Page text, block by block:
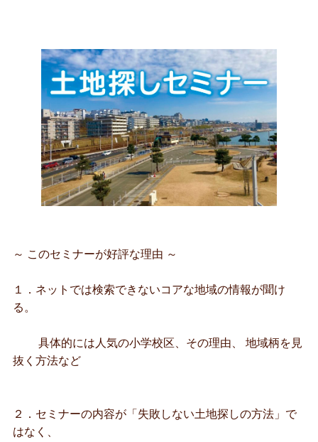
～ このセミナーが好評な理由 ～
１．ネットでは検索できないコアな地域の情報が聞け
る。
具体的には人気の小学校区、その理由、 地域柄を見
抜く方法など
２．セミナーの内容が「失敗しない土地探しの方法」で
はなく、